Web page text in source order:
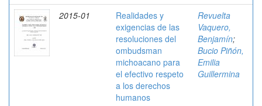
2015-01
Realidades y
exigencias de las
resoluciones del
ombudsman
michoacano para
el efectivo respeto
a los derechos
humanos
Revuelta
Vaquero,
Benjamín;
Bucio Piñón,
Emilia
Guillermina